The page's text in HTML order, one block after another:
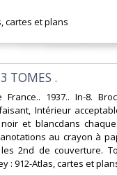
cartes et plans‎
TOMES .‎
1937.. In-8.
Intérieur
et blancdans
au crayon à
2nd de couverture.
: 912-Atlas, cartes et